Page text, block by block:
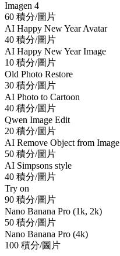
Imagen 4
60 積分/圖片
AI Happy New Year Avatar
40 積分/圖片
AI Happy New Year Image
10 積分/圖片
Old Photo Restore
30 積分/圖片
AI Photo to Cartoon
40 積分/圖片
Qwen Image Edit
20 積分/圖片
AI Remove Object from Image
50 積分/圖片
AI Simpsons style
40 積分/圖片
Try on
90 積分/圖片
Nano Banana Pro (1k, 2k)
50 積分/圖片
Nano Banana Pro (4k)
100 積分/圖片